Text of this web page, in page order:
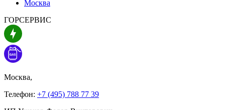
Москва
ГОРСЕРВИС
Москва,
Телефон: +7 (495) 788 77 39